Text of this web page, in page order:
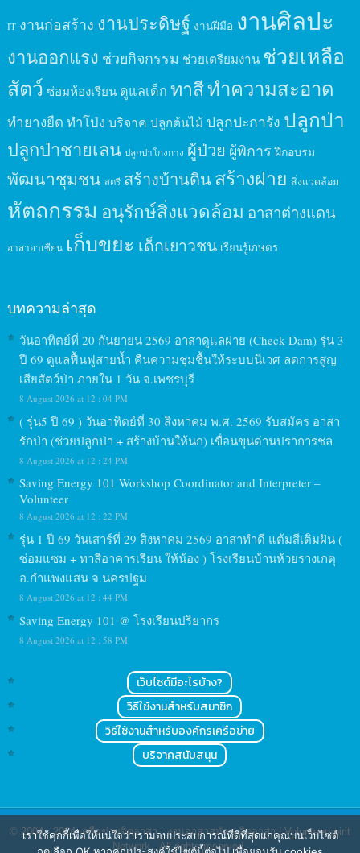
IT งานก่อสร้าง งานประดิษฐ์ งานฝีมือ งานศิลปะ
งานออกแรง ช่วยกิจกรรม ช่วยเตรียมงาน ช่วยเหลือ
สัตว์ ซ่อมห้องเรียน ดูแลเด็ก ทาสีทำความสะอาด
ทำยางยืด ทำโป่ง บริจาค ปลูกต้นไม้ ปลูกปะการัง ปลูกป่า
ปลูกป่าชายเลน ปลูกป่าโกงกาง ผู้ป่วย ผู้พิการ ฝึกอบรม
พัฒนาชุมชน สตรี สร้างบ้านดินสร้างฝาย สิ่งแวดล้อม
หัตถกรรม อนุรักษ์สิ่งแวดล้อม อาสาต่างแดน
อาสาอาเซียน เก็บขยะ เด็กเยาวชน เรียนรู้เกษตร
บทความล่าสุด
วันอาทิตย์ที่ 20 กันยายน 2569 อาสาดูแลฝาย (Check Dam) รุ่น 3
ปี 69 ดูแลฟื้นฟูสายน้ำ คืนความชุมชื้นให้ระบบนิเวศ ลดการสูญ
เสียสัตว์ป่า ภายใน 1 วัน จ.เพชรบุรี
8 August 2026 at 12 : 04 PM
( รุ่น5 ปี 69 ) วันอาทิตย์ที่ 30 สิงหาคม พ.ศ. 2569 รับสมัคร อาสา
รักป่า (ช่วยปลูกป่า + สร้างบ้านให้นก) เขื่อนขุนด่านปราการชล
8 August 2026 at 12 : 24 PM
Saving Energy 101 Workshop Coordinator and Interpreter –
Volunteer
8 August 2026 at 12 : 22 PM
รุ่น 1 ปี 69 วันเสาร์ที่ 29 สิงหาคม 2569 อาสาทำดี แต้มสีเติมฝัน (
ซ่อมแซม + ทาสีอาคารเรียน ให้น้อง ) โรงเรียนบ้านห้วยรางเกตุ
อ.กำแพงแสน จ.นครปฐม
8 August 2026 at 12 : 44 PM
Saving Energy 101 @ โรงเรียนปริยากร
8 August 2026 at 12 : 58 PM
เว็บไซต์มีอะไรบ้าง?
วิธีใช้งานสำหรับสมาชิก
วิธีใช้งานสำหรับองค์กรเครือข่าย
บริจาคสนับสนุน
© 2004 - 2024เครือข่ายจิตอาสา : งานอาสาสมัคร จิตอาสา | Volunteerspirit
Network. All rights reserved.
เราใช้คุกกี้เพื่อให้แน่ใจว่าเรามอบประสบการณ์ที่ดีที่สุดแก่คุณบนเว็บไซต์